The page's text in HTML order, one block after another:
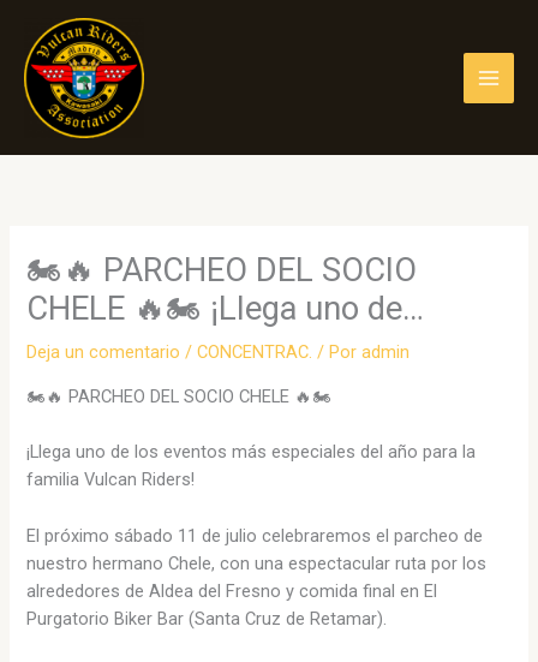
contenido
🏍️🔥 PARCHEO DEL SOCIO
CHELE 🔥🏍️ ¡Llega uno de…
Deja un comentario /CONCENTRAC. / Poradmin
🏍️🔥 PARCHEO DEL SOCIO CHELE 🔥🏍️
¡Llega uno de los eventos más especiales del año para la
familia Vulcan Riders!
El próximo sábado 11 de julio celebraremos el parcheo de
nuestro hermano Chele, con una espectacular ruta por los
alrededores de Aldea del Fresno y comida final en El
Purgatorio Biker Bar (Santa Cruz de Retamar).